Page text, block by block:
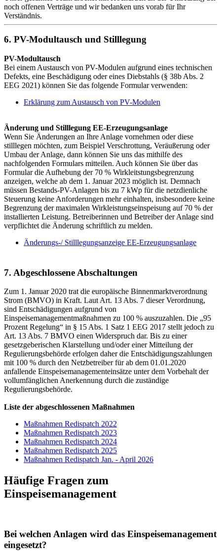
noch offenen Verträge und wir bedanken uns vorab für Ihr
Verständnis.
6. PV-Modultausch und Stilllegung
PV-Modultausch
Bei einem Austausch von PV-Modulen aufgrund eines technischen
Defekts, eine Beschädigung oder eines Diebstahls (§ 38b Abs. 2
EEG 2021) können Sie das folgende Formular verwenden:
Erklärung zum Austausch von PV-Modulen
Änderung und Stilllegung EE-Erzeugungsanlage
Wenn Sie Änderungen an Ihre Anlage vornehmen oder diese
stilllegen möchten, zum Beispiel Verschrottung, Veräußerung oder
Umbau der Anlage, dann können Sie uns das mithilfe des
nachfolgenden Formulars mitteilen. Auch können Sie über das
Formular die Aufhebung der 70 % Wirkleitstungsbegrenzung
anzeigen, welche ab dem 1. Januar 2023 möglich ist. Demnach
müssen Bestands-PV-Anlagen bis zu 7 kWp für die netzdienliche
Steuerung keine Anforderungen mehr einhalten, insbesondere keine
Begrenzung der maximalen Wirkleistungseinspeisung auf 70 % der
installierten Leistung. Betreiberinnen und Betreiber der Anlage sind
verpflichtet die Änderung schriftlich zu melden.
Änderungs-/ Stilllegungsanzeige EE-Erzeugungsanlage
7. Abgeschlossene Abschaltungen
Zum 1. Januar 2020 trat die europäische Binnenmarktverordnung
Strom (BMVO) in Kraft. Laut Art. 13 Abs. 7 dieser Verordnung,
sind Entschädigungen aufgrund von
Einspeisemanagementmaßnahmen zu 100 % auszuzahlen. Die „95
Prozent Regelung“ in § 15 Abs. 1 Satz 1 EEG 2017 stellt jedoch zu
Art. 13 Abs. 7 BMVO einen Widerspruch dar. Bis zu einer
gesetzgeberischen Klarstellung und/oder einer Mitteilung der
Regulierungsbehörde erfolgen daher die Entschädigungszahlungen
mit 100 % durch den Netzbetreiber für ab dem 01.01.2020
anfallende Einspeisemanagementeinsätze unter dem Vorbehalt der
vollumfänglichen Anerkennung durch die zuständige
Regulierungsbehörde.
Liste der abgeschlossenen Maßnahmen
Maßnahmen Redispatch 2022
Maßnahmen Redispatch 2023
Maßnahmen Redispatch 2024
Maßnahmen Redispatch 2025
Maßnahmen Redispatch Jan. - April 2026
Häufige Fragen zum
Einspeisemanagement
Bei welchen Anlagen wird das Einspeisemanagement
eingesetzt?